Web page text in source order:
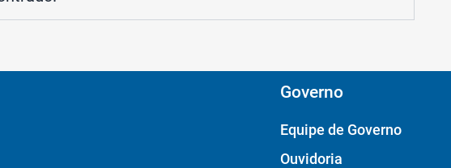
Governo
Equipe de Governo
Ouvidoria